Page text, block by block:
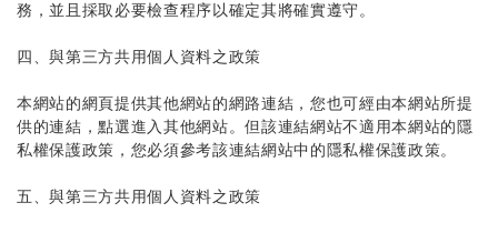
務，並且採取必要檢查程序以確定其將確實遵守。
四、與第三方共用個人資料之政策
本網站的網頁提供其他網站的網路連結，您也可經由本網站所提
供的連結，點選進入其他網站。但該連結網站不適用本網站的隱
私權保護政策，您必須參考該連結網站中的隱私權保護政策。
五、與第三方共用個人資料之政策